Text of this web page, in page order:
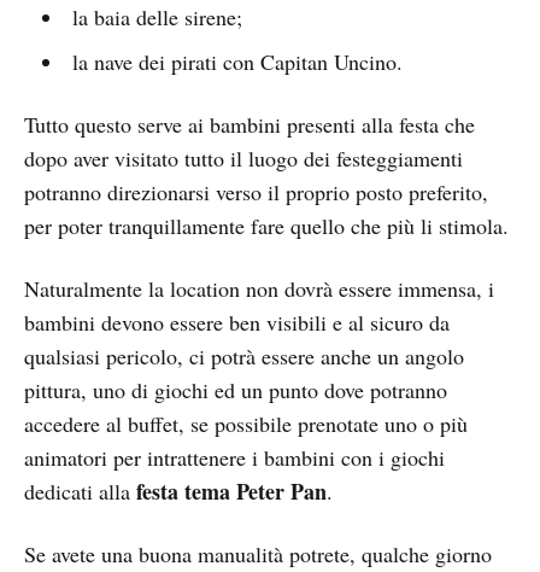
la baia delle sirene;
la nave dei pirati con Capitan Uncino.
Tutto questo serve ai bambini presenti alla festa che
dopo aver visitato tutto il luogo dei festeggiamenti
potranno direzionarsi verso il proprio posto preferito,
per poter tranquillamente fare quello che più li stimola.
Naturalmente la location non dovrà essere immensa, i
bambini devono essere ben visibili e al sicuro da
qualsiasi pericolo, ci potrà essere anche un angolo
pittura, uno di giochi ed un punto dove potranno
accedere al buffet, se possibile prenotate uno o più
animatori per intrattenere i bambini con i giochi
dedicati alla festa tema Peter Pan.
Se avete una buona manualità potrete, qualche giorno